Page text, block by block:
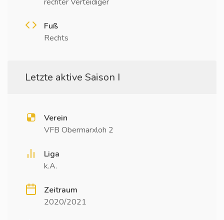
Fuß
Rechts
Letzte aktive Saison I
Verein
VFB Obermarxloh 2
Liga
k.A.
Zeitraum
2020/2021